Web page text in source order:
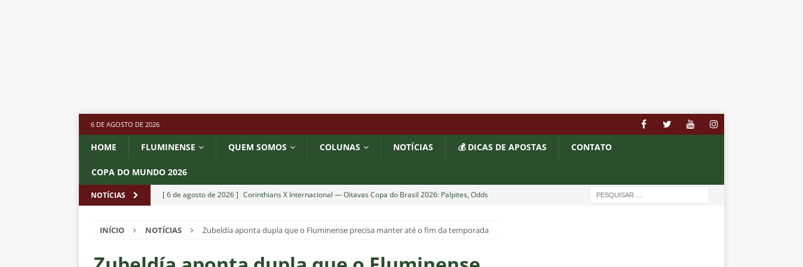
6 DE AGOSTO DE 2026
HOME FLUMINENSE QUEM SOMOS COLUNAS NOTÍCIAS 💰 DICAS DE APOSTAS CONTATO
COPA DO MUNDO 2026
NOTÍCIAS [ 6 de agosto de 2026 ] Corinthians X Internacional — Oitavas Copa do Brasil 2026: Palpites, Odds
[ 6 de agosto de 2026 ] “Assassinato da alma do torcedor”: Vinicius Toledo detona eliminação do
Fluminense para o Vasco e cobra “olho da rua” para diretoria e Zubeldía
COLUNAS
INÍCIO NOTÍCIAS Zubeldía aponta dupla que o Fluminense precisa manter até o fim da temporada